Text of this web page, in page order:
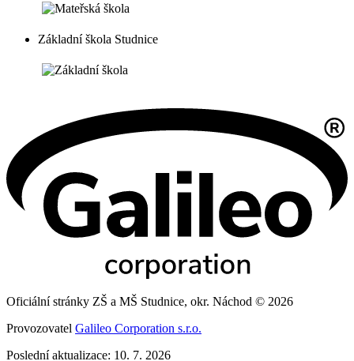
Základní škola Studnice
Oficiální stránky ZŠ a MŠ Studnice, okr. Náchod © 2026
Provozovatel Galileo Corporation s.r.o.
Poslední aktualizace: 10. 7. 2026